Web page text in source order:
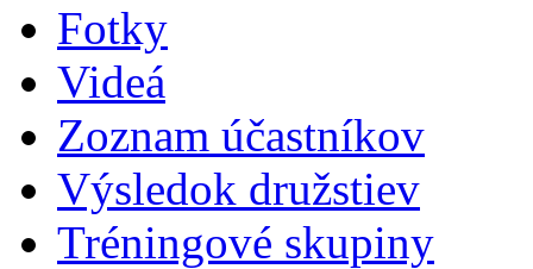
Fotky
Videá
Zoznam účastníkov
Výsledok družstiev
Tréningové skupiny